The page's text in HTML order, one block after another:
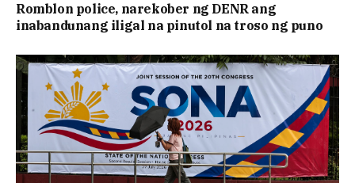
Romblon police, narekober ng DENR ang
inabandunang iligal na pinutol na troso ng puno